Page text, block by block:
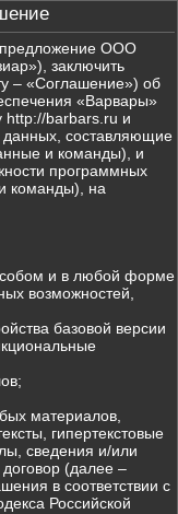
предложение ООО
заключить
– «Соглашение») об
«Варвары»
http://barbars.ru и
составляющие
и команды), и
программных
команды), на
и в любой форме
возможностей,
базовой версии
материалов,
гипертекстовые
сведения и/или
(далее –
в соответствии с
Российской